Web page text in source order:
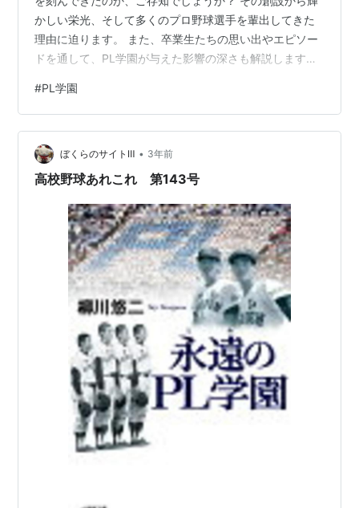
かしい栄光、そして多くのプロ野球選手を輩出してきた
理由に迫ります。 また、卒業生たちの思い出やエピソー
ドを通して、PL学園が与えた影響の深さも解説します。
がさらに深く理解できるはずです。 ぜひ最後までご覧く
ださい！ PL学園の歴史と輝かしい実績 ① 創設から現在
までの歴史 ② 高校野球での名シーンと栄光 ③ 多くの
プロ選手を輩出した理由 ④ 校風や教育理念が生んだ伝
説 ⑤ 学園を支えた指導者たち PL学園の卒業生が語る思
#PL学園
ぼくらのサイトⅢ • 3年前
高校野球あれこれ 第143号